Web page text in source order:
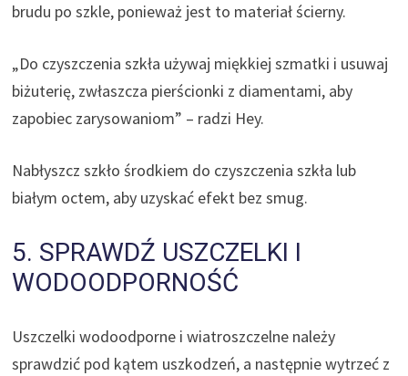
brudu po szkle, ponieważ jest to materiał ścierny.
„Do czyszczenia szkła używaj miękkiej szmatki i usuwaj
biżuterię, zwłaszcza pierścionki z diamentami, aby
zapobiec zarysowaniom” – radzi Hey.
Nabłyszcz szkło środkiem do czyszczenia szkła lub
białym octem, aby uzyskać efekt bez smug.
5. SPRAWDŹ USZCZELKI I
WODOODPORNOŚĆ
Uszczelki wodoodporne i wiatroszczelne należy
sprawdzić pod kątem uszkodzeń, a następnie wytrzeć z